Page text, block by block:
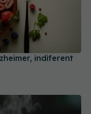
indiferent